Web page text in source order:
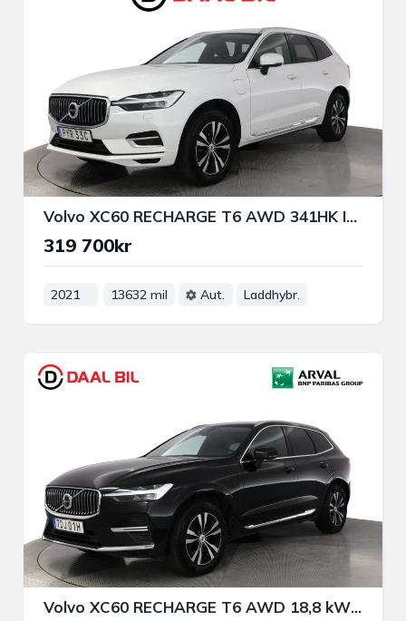
Volvo XC60 RECHARGE T6 AWD 341HK INSCRIPTION DRAG PANO B-KAM
319 700kr
2021 13632 mil Aut. Laddhybr.
Volvo XC60 RECHARGE T6 AWD 18,8 kWh 350HK PRIVAT/FÖRETAGSLEASING